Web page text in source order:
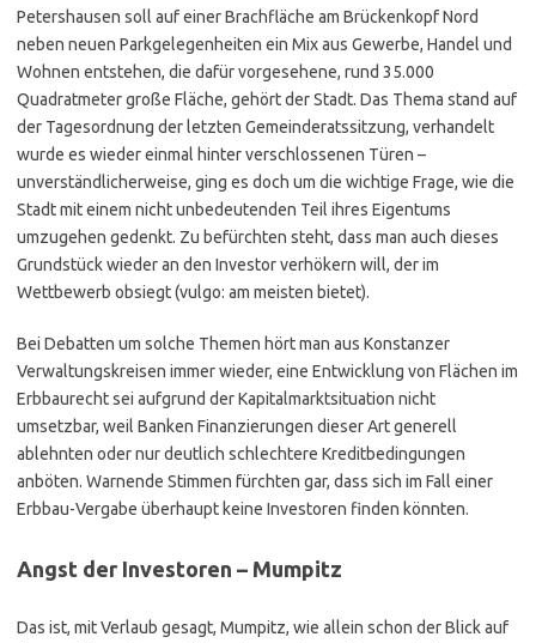
Petershausen soll auf einer Brachfläche am Brückenkopf Nord
neben neuen Parkgelegenheiten ein Mix aus Gewerbe, Handel und
Wohnen entstehen, die dafür vorgesehene, rund 35.000
Quadratmeter große Fläche, gehört der Stadt. Das Thema stand auf
der Tagesordnung der letzten Gemeinderatssitzung, verhandelt
wurde es wieder einmal hinter verschlossenen Türen –
unverständlicherweise, ging es doch um die wichtige Frage, wie die
Stadt mit einem nicht unbedeutenden Teil ihres Eigentums
umzugehen gedenkt. Zu befürchten steht, dass man auch dieses
Grundstück wieder an den Investor verhökern will, der im
Wettbewerb obsiegt (vulgo: am meisten bietet).
Bei Debatten um solche Themen hört man aus Konstanzer
Verwaltungskreisen immer wieder, eine Entwicklung von Flächen im
Erbbaurecht sei aufgrund der Kapitalmarktsituation nicht
umsetzbar, weil Banken Finanzierungen dieser Art generell
ablehnten oder nur deutlich schlechtere Kreditbedingungen
anböten. Warnende Stimmen fürchten gar, dass sich im Fall einer
Erbbau-Vergabe überhaupt keine Investoren finden könnten.
Angst der Investoren – Mumpitz
Das ist, mit Verlaub gesagt, Mumpitz, wie allein schon der Blick auf